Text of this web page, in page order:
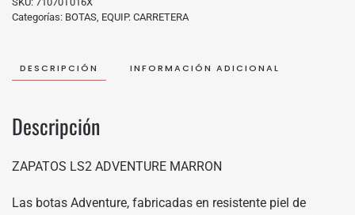
Categorías: BOTAS, EQUIP. CARRETERA
DESCRIPCIÓN INFORMACIÓN ADICIONAL
Descripción
ZAPATOS LS2 ADVENTURE MARRON
Las botas Adventure, fabricadas en resistente piel de